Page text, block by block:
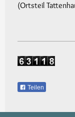
(Ortsteil
Teilen